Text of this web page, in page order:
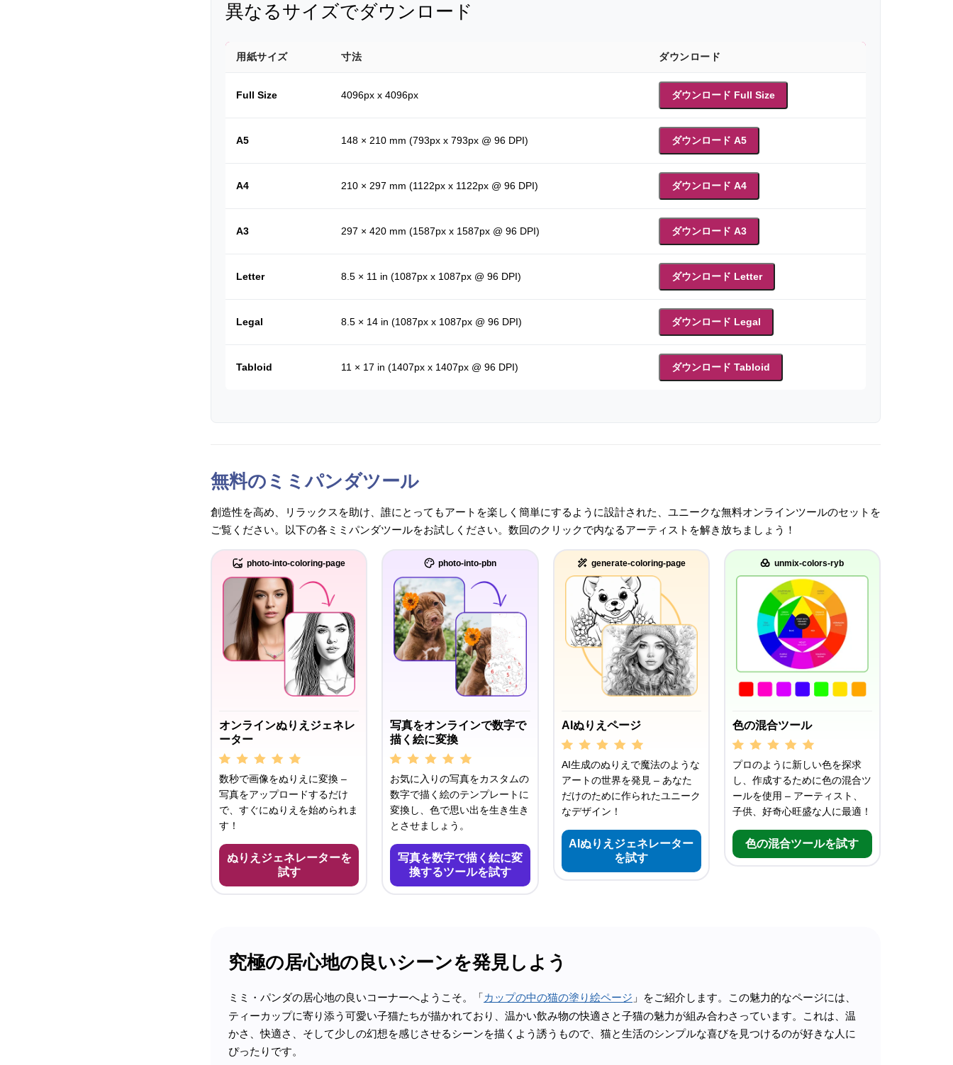
異なるサイズでダウンロード
用紙サイズ 寸法 ダウンロード
Full Size 4096px x 4096px ダウンロード Full Size
A5 148 × 210 mm (793px x 793px @ 96 DPI) ダウンロード A5
A4 210 × 297 mm (1122px x 1122px @ 96 DPI) ダウンロード A4
A3 297 × 420 mm (1587px x 1587px @ 96 DPI) ダウンロード A3
Letter 8.5 × 11 in (1087px x 1087px @ 96 DPI) ダウンロード Letter
Legal 8.5 × 14 in (1087px x 1087px @ 96 DPI) ダウンロード Legal
Tabloid 11 × 17 in (1407px x 1407px @ 96 DPI) ダウンロード Tabloid
無料のミミパンダツール
創造性を高め、リラックスを助け、誰にとってもアートを楽しく簡単にするように設計された、ユニークな無料オンラインツールのセットを
ご覧ください。以下の各ミミパンダツールをお試しください。数回のクリックで内なるアーティストを解き放ちましょう！
photo-into-coloring-page
オンラインぬりえジェネレ
ーター
数秒で画像をぬりえに変換 –
写真をアップロードするだけ
で、すぐにぬりえを始められま
す！
ぬりえジェネレーターを
試す
photo-into-pbn
写真をオンラインで数字で
描く絵に変換
お気に入りの写真をカスタムの
数字で描く絵のテンプレートに
変換し、色で思い出を生き生き
とさせましょう。
写真を数字で描く絵に変
換するツールを試す
generate-coloring-page
AIぬりえページ
AI生成のぬりえで魔法のような
アートの世界を発見 – あなた
だけのために作られたユニーク
なデザイン！
AIぬりえジェネレーター
を試す
unmix-colors-ryb
色の混合ツール
プロのように新しい色を探求
し、作成するために色の混合ツ
ールを使用 – アーティスト、
子供、好奇心旺盛な人に最適！
色の混合ツールを試す
究極の居心地の良いシーンを発見しよう
ミミ・パンダの居心地の良いコーナーへようこそ。「カップの中の猫の塗り絵ページ 」をご紹介します。この魅力的なページには、
ティーカップに寄り添う可愛い子猫たちが描かれており、温かい飲み物の快適さと子猫の魅力が組み合わさっています。これは、温
かさ、快適さ、そして少しの幻想を感じさせるシーンを描くよう誘うもので、猫と生活のシンプルな喜びを見つけるのが好きな人に
ぴったりです。